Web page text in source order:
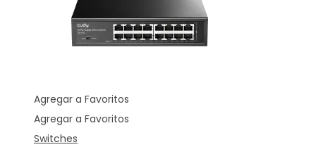
Agregar a Favoritos
Agregar a Favoritos
Switches